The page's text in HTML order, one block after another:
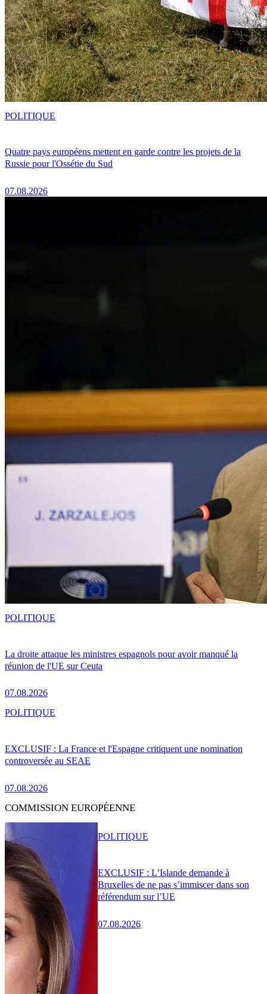
Quatre pays européens mettent en garde contre les projets de la
Russie pour l'Ossétie du Sud
07.08.2026
POLITIQUE
La droite attaque les ministres espagnols pour avoir manqué la
réunion de l'UE sur Ceuta
07.08.2026
POLITIQUE
EXCLUSIF : La France et l'Espagne critiquent une nomination
controversée au SEAE
07.08.2026
POLITIQUE
COMMISSION EUROPÉENNE
EXCLUSIF : L’Islande demande à
Bruxelles de ne pas s’immiscer dans son
référendum sur l’UE
07.08.2026
POLITIQUE